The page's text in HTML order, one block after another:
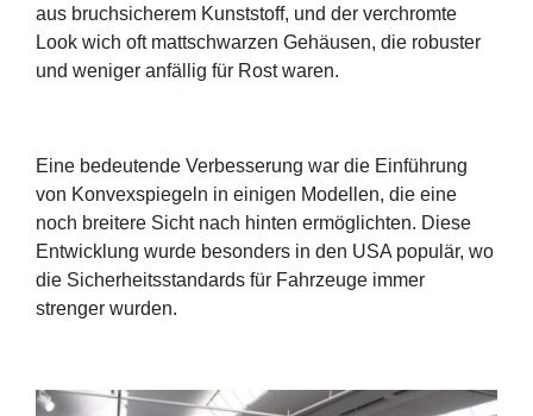
aus bruchsicherem Kunststoff, und der verchromte
Look wich oft mattschwarzen Gehäusen, die robuster
und weniger anfällig für Rost waren.
Eine bedeutende Verbesserung war die Einführung
von Konvexspiegeln in einigen Modellen, die eine
noch breitere Sicht nach hinten ermöglichten. Diese
Entwicklung wurde besonders in den USA populär, wo
die Sicherheitsstandards für Fahrzeuge immer
strenger wurden.